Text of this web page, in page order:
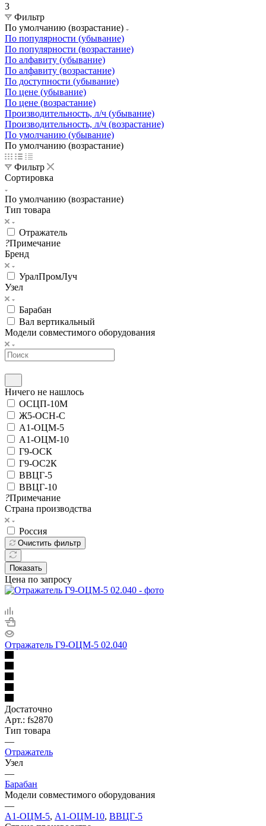
3
Фильтр
По умолчанию (возрастание)
По популярности (убывание)
По популярности (возрастание)
По алфавиту (убывание)
По алфавиту (возрастание)
По доступности (убывание)
По цене (убывание)
По цене (возрастание)
Производительность, л/ч (убывание)
Производительность, л/ч (возрастание)
По умолчанию (убывание)
По умолчанию (возрастание)
Фильтр
Сортировка
По умолчанию (возрастание)
Тип товара
Отражатель
?Примечание
Бренд
УралПромЛуч
Узел
Барабан
Вал вертикальный
Модели совместимого оборудования
Ничего не нашлось
ОСЦП-10М
Ж5-ОСН-С
А1-ОЦМ-5
А1-ОЦМ-10
Г9-ОСК
Г9-ОС2К
ВВЦГ-5
ВВЦГ-10
?Примечание
Страна производства
Россия
Очистить фильтр
Показать
Цена по запросу
Отражатель Г9-ОЦМ-5 02.040
Достаточно
Арт.: fs2870
Тип товара
—
Отражатель
Узел
—
Барабан
Модели совместимого оборудования
—
А1-ОЦМ-5, А1-ОЦМ-10, ВВЦГ-5